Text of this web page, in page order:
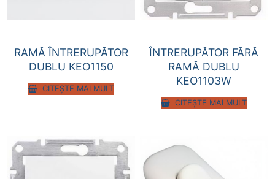
RAMĂ ÎNTRERUPĂTOR
DUBLU KEO1150
CITEȘTE MAI MULT
ÎNTRERUPĂTOR FĂRĂ
RAMĂ DUBLU
KEO1103W
CITEȘTE MAI MULT